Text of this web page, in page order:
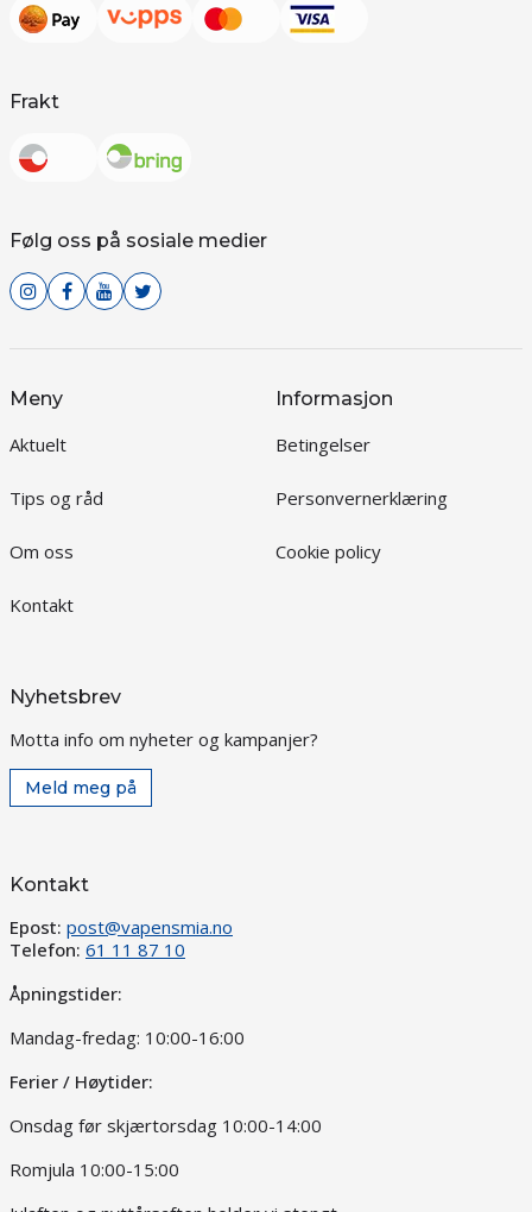
Frakt
Følg oss på sosiale medier
Meny
Aktuelt
Tips og råd
Om oss
Kontakt
Informasjon
Betingelser
Personvernerklæring
Cookie policy
Nyhetsbrev
Motta info om nyheter og kampanjer?
Meld meg på
Kontakt
Epost: post@vapensmia.no
Telefon: 61 11 87 10
Åpningstider:
Mandag-fredag: 10:00-16:00
Ferier / Høytider:
Onsdag før skjærtorsdag 10:00-14:00
Romjula 10:00-15:00